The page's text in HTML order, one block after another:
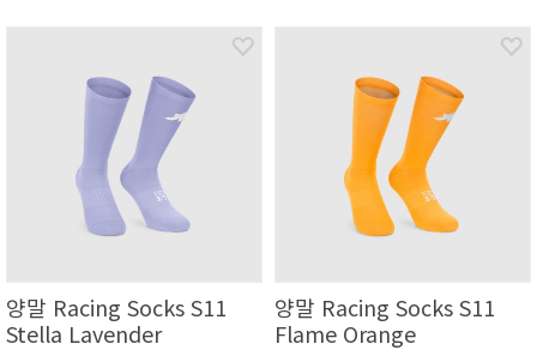
양말 Racing Socks S11
Stella Lavender
양말 Racing Socks S11
Flame Orange